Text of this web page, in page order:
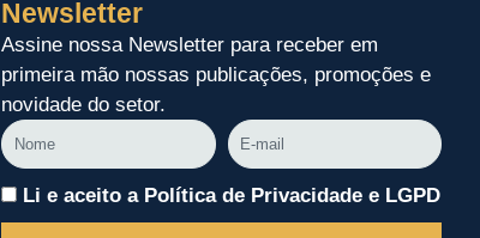
Newsletter
Assine nossa Newsletter para receber em
primeira mão nossas publicações, promoções e
novidade do setor.
Nome
E-
mail
Li e aceito a Política de Privacidade e LGPD